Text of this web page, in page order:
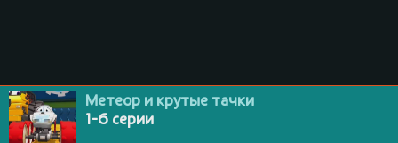
Метеор и крутые тачки
1-6 серии